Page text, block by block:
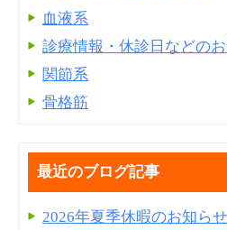
血液系
診療情報・休診日などの
関節系
骨格筋
最近のブログ記事
2026年夏季休暇のお知らせ